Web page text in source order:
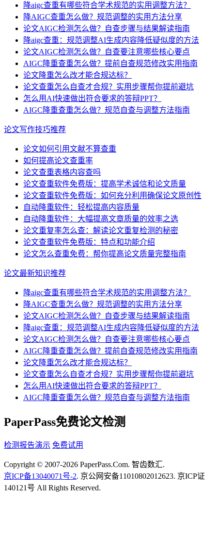
降aigc查重有哪些符合学术规范的实用调整方法？
降AIGC查重怎么做？规范调整的实用方法分享
论文AIGC检测怎么做？自查步骤与结果解读指南
降aigc查重：规范调整AI生成内容降低疑似度的方法
论文AIGC检测怎么做？自查要注意哪些核心要点
AIGC降重查重怎么做？提前自查规范修改实用指南
论文降重怎么改才能合规达标？
论文查重怎么自查才合规？实用步骤帮你提前避坑
怎么用AI快速做出符合要求的答辩PPT？
AIGC降重查重怎么做？规范自查与调整方法指南
论文写作技巧推荐
论文如何引用文献不算查重
如何提高论文查重率
论文查重表格内容查吗
论文查重软件免费版：提高学术诚信和论文质量
论文查重软件免费版：如何充分利用确保论文原创性
自动降重软件：轻松提高内容质量
自动降重软件：大幅提高文章质量的效率之选
论文重复率怎么查：解读论文重复检测的秘密
论文查重软件免费版：特点和功能介绍
论文怎么查重免费：帮你提高论文质量完整指南
论文最新知识推荐
降aigc查重有哪些符合学术规范的实用调整方法？
降AIGC查重怎么做？规范调整的实用方法分享
论文AIGC检测怎么做？自查步骤与结果解读指南
降aigc查重：规范调整AI生成内容降低疑似度的方法
论文AIGC检测怎么做？自查要注意哪些核心要点
AIGC降重查重怎么做？提前自查规范修改实用指南
论文降重怎么改才能合规达标？
论文查重怎么自查才合规？实用步骤帮你提前避坑
怎么用AI快速做出符合要求的答辩PPT？
AIGC降重查重怎么做？规范自查与调整方法指南
PaperPass免费论文检测
检测报告演示 免费试用
Copyright © 2007-2026 PaperPass.Com. 智齿数汇.
京ICP备13040071号-2. 京公网安备11010802012623. 京ICP证
140121号 All Rights Reserved.